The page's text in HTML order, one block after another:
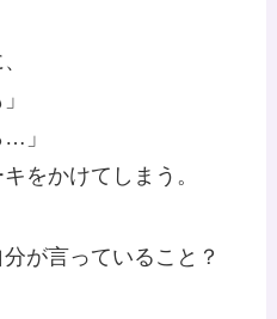
…」
をかけてしまう。
が言っていること？